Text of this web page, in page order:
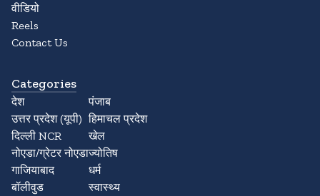
वीडियो
Reels
Contact Us
Categories
देश
उत्तर प्रदेश (यूपी)
दिल्ली NCR
नोएडा/ग्रेटर नोएडा
गाजियाबाद
बॉलीवुड
पंजाब
हिमाचल प्रदेश
खेल
ज्योतिष
धर्म
स्वास्थ्य